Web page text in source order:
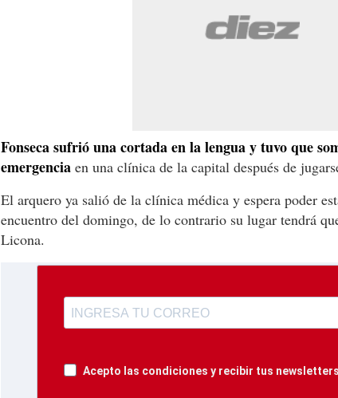
Fonseca sufrió una cortada en la lengua y tuvo que
emergencia en una clínica de la capital después de
El arquero ya salió de la clínica médica y espera poder
encuentro del domingo, de lo contrario su lugar tendrá
Licona.
Acepto las condiciones y recibir tus